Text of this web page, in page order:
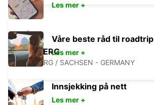
FREIBERG
FREIBERG / SACHSEN - GERMANY
Les mer +
Våre beste råd til roadtrip
Les mer +
Innsjekking på nett
Les mer +